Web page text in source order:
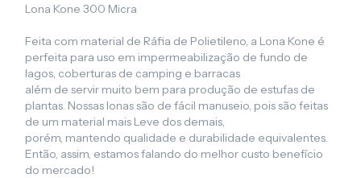
Lona Kone 300 Micra
Feita com material de Ráfia de Polietileno, a Lona Kone é
perfeita para uso em impermeabilização de fundo de
lagos, coberturas de camping e barracas
além de servir muito bem para produção de estufas de
plantas. Nossas lonas são de fácil manuseio, pois são feitas
de um material mais Leve dos demais,
porém, mantendo qualidade e durabilidade equivalentes.
Então, assim, estamos falando do melhor custo benefício
do mercado!